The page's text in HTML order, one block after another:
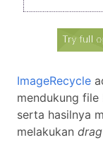
ImageRecycle
mendukung
serta hasilnya
melakukan